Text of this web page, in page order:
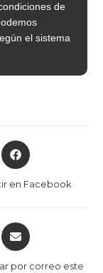
de
el sistema
en Facebook
por correo este